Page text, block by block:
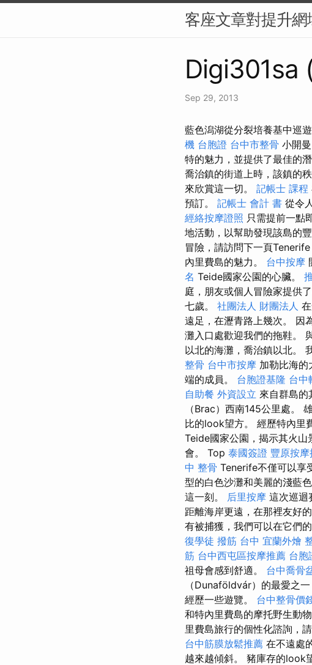
客座文章對提升
Digi301sa
Sep 29, 2013
藍色潟湖從分裂培養基中巡
機 台胞證 台中市整骨 小開
特的魅力，並提供了最佳的
喬治鎮的街道上時，該鎮的
來欣賞這一切。 記帳士 課程
預訂。 記帳士 會計 書 從令
經絡按摩證照 只需提前一點
地活動，以幫助發現該島的
冒險，請訪問下一頁Tenerife
內里費島的魅力。 台中按摩
名 Teide國家公園的心臟。
庭，朋友或個人冒險家提供
七歲。 社團法人 財團法人
遠足，在瀝青路上幾次。 因
灘入口處歡迎我們的拖鞋。
以北的海灘，喬治鎮以北。
整骨 台中市按摩 加勒比海的
端的成員。 台胞證基隆 台中
自助餐 外資設立 來自群島的
（Brac）西南145公里處。
比的look望方。 經歷特內里
Teide國家公園，揭示其火
會。 Top 泰國簽證 豐原按
中 整骨 Tenerife不僅可以享
型的白色沙灘和美麗的淺藍
這一刻。 后里按摩 這次巡迴
距離海岸更遠，在那裡友好
有被捕獲，我們可以在它們
復學徒 撥筋 台中 宜蘭外燴
筋 台中西屯區按摩推薦 台胞
祖母會感到舒適。 台中喬骨
（Dunaföldvár）的最愛之
經歷一些遊覽。 台中整骨價
和特內里費島的摩托野生動物
里費島旅行的個性化諮詢，
台中筋膜放鬆推薦 在不遠處
越來越傾斜。 豬庫存的look